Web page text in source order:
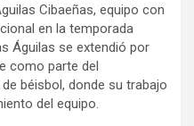
Cibaeñas, equipo con
en la temporada
Águilas se extendió por
como parte del
béisbol, donde su trabajo
del equipo.